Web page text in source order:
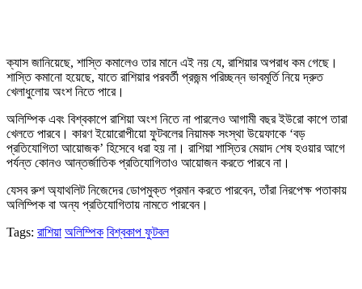
ক্যাস জানিয়েছে, শাস্তি কমালেও তার মানে এই নয় যে, রাশিয়ার অপরাধ কম গেছে।
শাস্তি কমানো হয়েছে, যাতে রাশিয়ার পরবর্তী প্রজন্ম পরিচ্ছন্ন ভাবমূর্তি নিয়ে দ্রুত
খেলাধুলোয় অংশ নিতে পারে।
অলিম্পিক এবং বিশ্বকাপে রাশিয়া অংশ নিতে না পারলেও আগামী বছর ইউরো কাপে তারা
খেলতে পারবে। কারণ ইয়োরোপীয়ো ফুটবলের নিয়ামক সংস্থা উয়েফাকে ‘বড়
প্রতিযোগিতা আয়োজক’ হিসেবে ধরা হয় না। রাশিয়া শাস্তির মেয়াদ শেষ হওয়ার আগে
পর্যন্ত কোনও আন্তর্জাতিক প্রতিযোগিতাও আয়োজন করতে পারবে না।
যেসব রুশ অ্যাথলিট নিজেদের ডোপমুক্ত প্রমান করতে পারবেন, তাঁরা নিরপেক্ষ পতাকায়
অলিম্পিক বা অন্য প্রতিযোগিতায় নামতে পারবেন।
Tags: রাশিয়া অলিম্পিক বিশ্বকাপ ফুটবল